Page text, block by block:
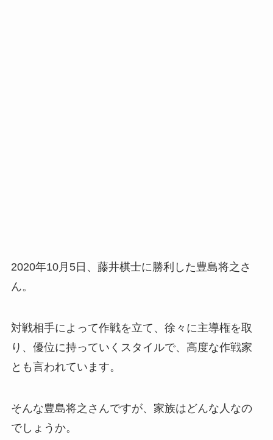
2020年10月5日、藤井棋士に勝利した豊島将之さ
ん。
対戦相手によって作戦を立て、徐々に主導権を取
り、優位に持っていくスタイルで、高度な作戦家
とも言われています。
そんな豊島将之さんですが、家族はどんな人なの
でしょうか。